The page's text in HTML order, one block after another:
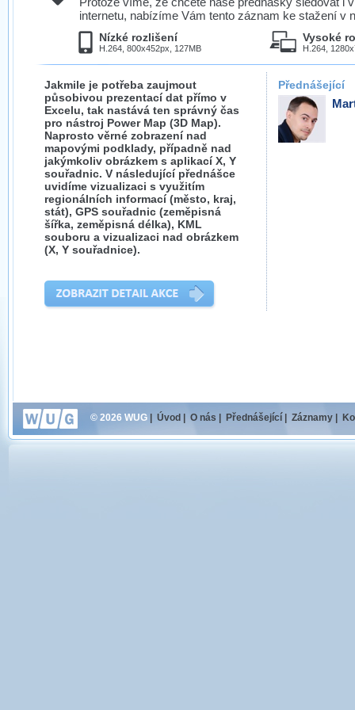
internetu, nabízíme Vám tento záznam ke stažení v
Nízké rozlišení
H.264, 800x452px, 127MB
Vysoké
H.264,
Jakmile je potřeba zaujmout
působivou prezentací dat přímo v
Excelu, tak nastává ten správný čas
pro nástroj Power Map (3D Map).
Naprosto věrné zobrazení nad
mapovými podklady, případně nad
jakýmkoliv obrázkem s aplikací X, Y
souřadnic. V následující přednášce
uvidíme vizualizaci s využitím
regionálních informací (město, kraj,
stát), GPS souřadnic (zeměpisná
šířka, zeměpisná délka), KML
souboru a vizualizaci nad obrázkem
(X, Y souřadnice).
Přednášející
© 2026 WUG Úvod O nás Přednášející Záznamy